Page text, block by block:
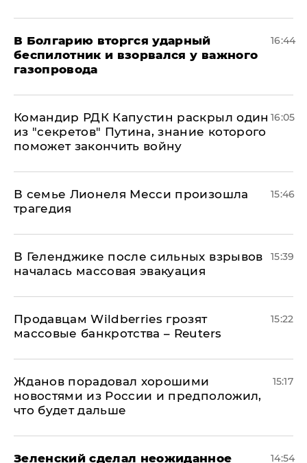
В Болгарию вторгся ударный
беспилотник и взорвался у важного
газопровода
16:44
Командир РДК Капустин раскрыл один
из "секретов" Путина, знание которого
поможет закончить войну
16:05
В семье Лионеля Месси произошла
трагедия
15:46
В Геленджике после сильных взрывов
началась массовая эвакуация
15:39
Продавцам Wildberries грозят
массовые банкротства – Reuters
15:22
Жданов порадовал хорошими
новостями из России и предположил,
что будет дальше
15:17
Зеленский сделал неожиданное
14:54